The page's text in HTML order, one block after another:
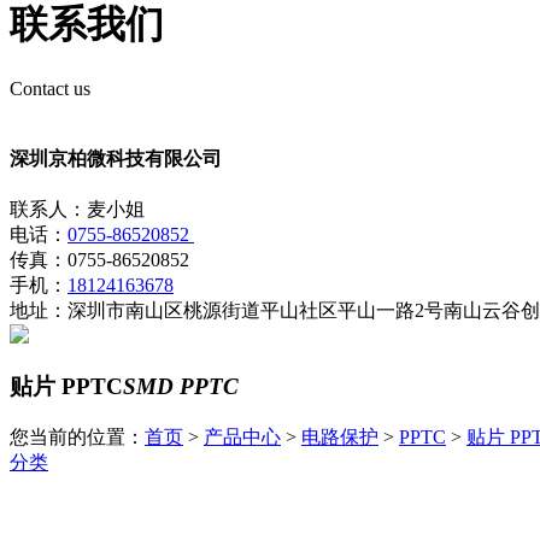
联系我们
Contact us
深圳京柏微科技有限公司
联系人：麦小姐
电话： 0755-86520852
传真：0755-86520852
手机： 18124163678
地址：深圳市南山区桃源街道平山社区平山一路2号南山云谷
贴片 PPTCSMD PPTC
您当前的位置： 首页 > 产品中心 > 电路保护 > PPTC > 贴片
分类